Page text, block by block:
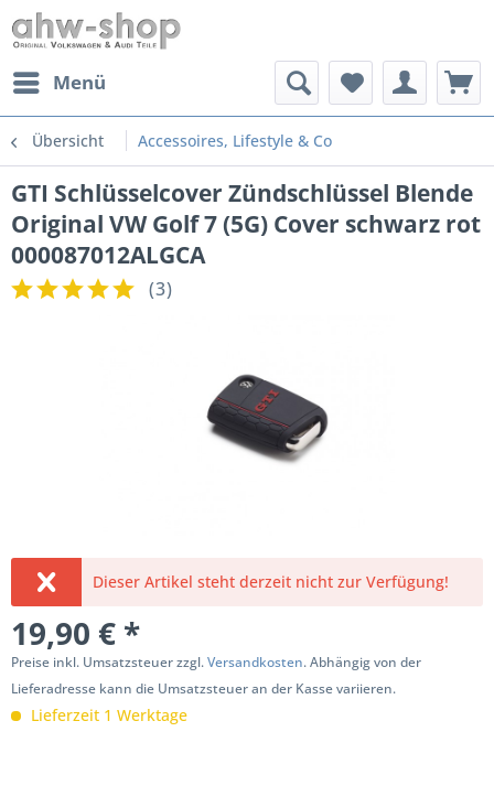
Menü
Übersicht Accessoires, Lifestyle & Co
GTI Schlüsselcover Zündschlüssel Blende
Original VW Golf 7 (5G) Cover schwarz rot
000087012ALGCA
(3)
Dieser Artikel steht derzeit nicht zur Verfügung!
19,90 € *
Preise inkl. Umsatzsteuer zzgl.Versandkosten. Abhängig von der
Lieferadresse kann die Umsatzsteuer an der Kasse variieren.
Lieferzeit 1 Werktage